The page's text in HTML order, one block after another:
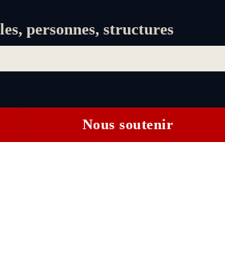
personnes, structures
Nous soutenir